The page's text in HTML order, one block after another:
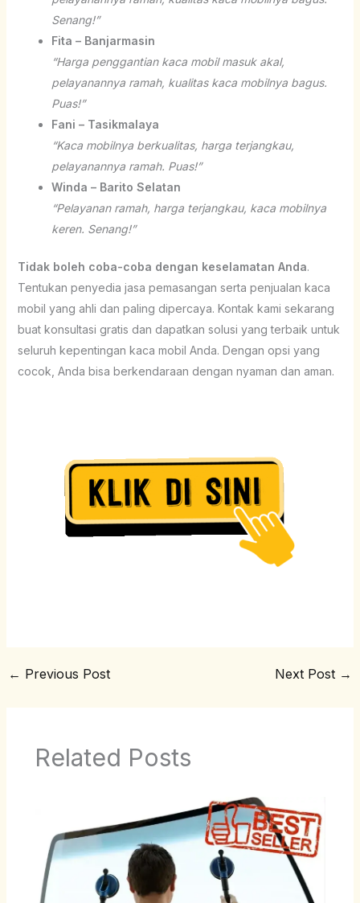
Senang!”
Fita – Banjarmasin
“Harga penggantian kaca mobil masuk akal,
pelayanannya ramah, kualitas kaca mobilnya bagus.
Puas!”
Fani – Tasikmalaya
“Kaca mobilnya berkualitas, harga terjangkau,
pelayanannya ramah. Puas!”
Winda – Barito Selatan
“Pelayanan ramah, harga terjangkau, kaca mobilnya
keren. Senang!”
Tidak boleh coba-coba dengan keselamatan Anda.
Tentukan penyedia jasa pemasangan serta penjualan kaca
mobil yang ahli dan paling dipercaya. Kontak kami sekarang
buat konsultasi gratis dan dapatkan solusi yang terbaik untuk
seluruh kepentingan kaca mobil Anda. Dengan opsi yang
cocok, Anda bisa berkendaraan dengan nyaman dan aman.
← Previous Post Next Post →
Related Posts